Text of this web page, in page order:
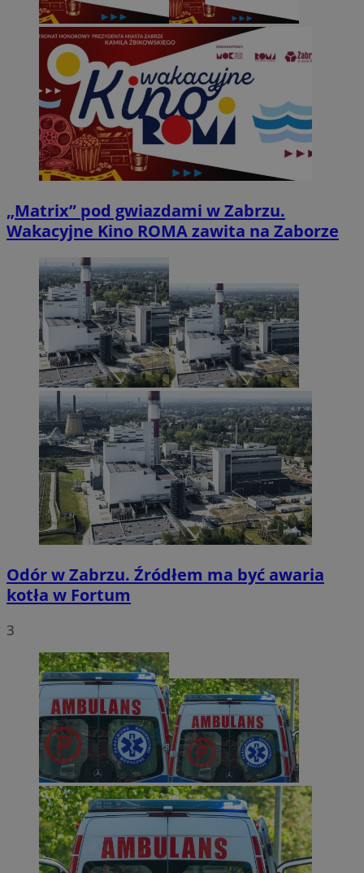
„Matrix” pod gwiazdami w Zabrzu.
Wakacyjne Kino ROMA zawita na Zaborze
Odór w Zabrzu. Źródłem ma być awaria
kotła w Fortum
3